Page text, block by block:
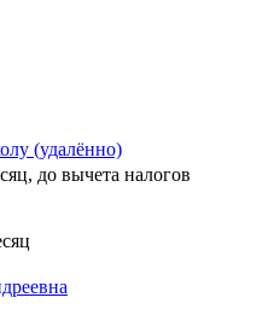
(удалённо)
до вычета налогов